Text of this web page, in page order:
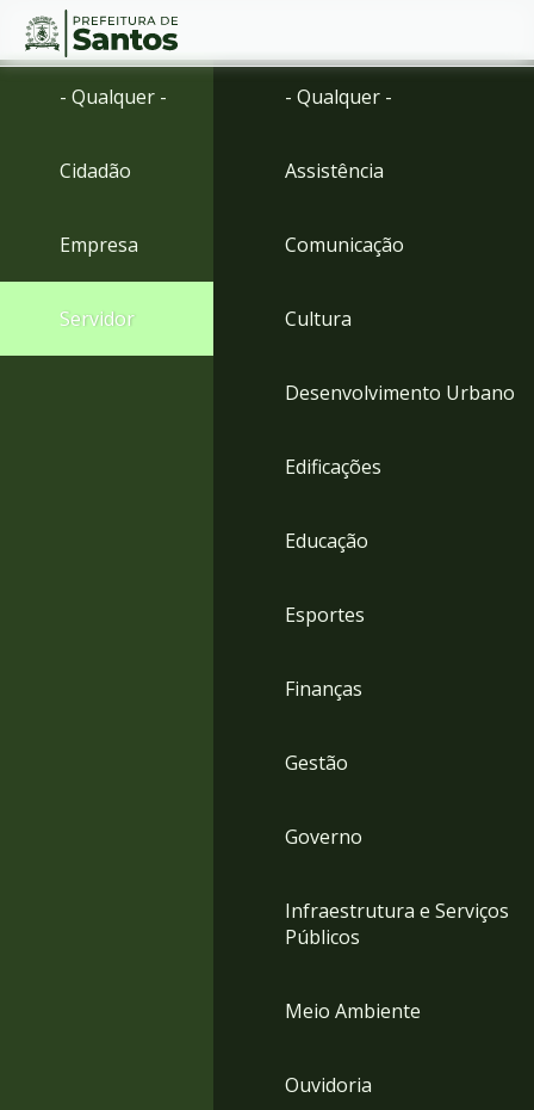
Ir
menu
para
Conteúdo
- Qualquer -
Cidadão
Empresa
Servidor
- Qualquer -
Assistência
Comunicação
Cultura
Desenvolvimento Urbano
Edificações
Educação
Esportes
Finanças
Gestão
Governo
Infraestrutura e Serviços
Públicos
Meio Ambiente
Ouvidoria